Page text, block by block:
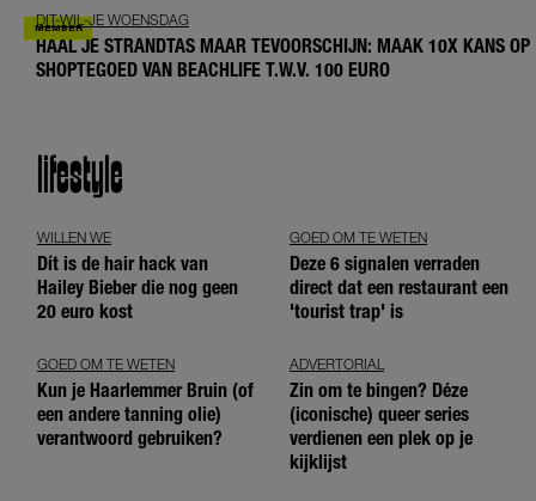
DIT-WIL-JE WOENSDAG
HAAL JE STRANDTAS MAAR TEVOORSCHIJN: MAAK 10X KANS OP
SHOPTEGOED VAN BEACHLIFE T.W.V. 100 EURO
lifestyle
WILLEN WE
Dít is de hair hack van
Hailey Bieber die nog geen
20 euro kost
GOED OM TE WETEN
Deze 6 signalen verraden
direct dat een restaurant een
'tourist trap' is
GOED OM TE WETEN
Kun je Haarlemmer Bruin (of
een andere tanning olie)
verantwoord gebruiken?
ADVERTORIAL
Zin om te bingen? Déze
(iconische) queer series
verdienen een plek op je
kijklijst